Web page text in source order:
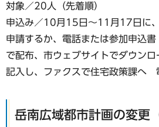
対象／20人（先着順）
申込み／10月15日〜11月17日に
申請するか、電話または参加申込
で配布、市ウェブサイトでダウン
記入し、ファクスで住宅政策課
岳南広域都市計画の変更